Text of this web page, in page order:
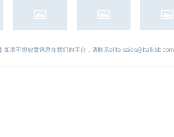
如果不想放置信息在我们的平台，请联系elite.sales@italkbb.com